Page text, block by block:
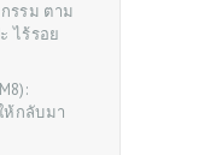
รรม ตาม
ไร้รอย
ห้กลับมา